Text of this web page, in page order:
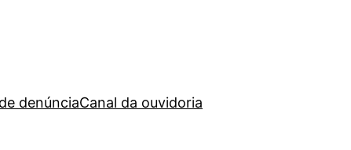
denúnciaCanal da ouvidoria